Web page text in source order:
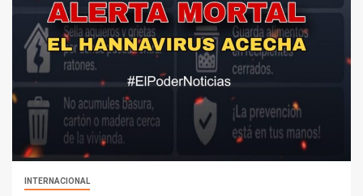
INTERNACIONAL